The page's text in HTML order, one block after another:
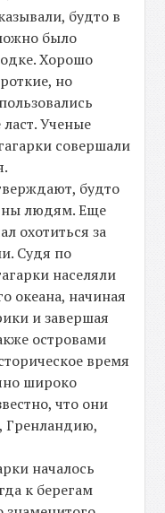
будто в
было
Хорошо
но
Ученые
совершали
будто
людям. Еще
охотиться за
Судя по
населяли
океана, начиная
и завершая
островами
время
широко
что они
Гренландию,
началось
к берегам